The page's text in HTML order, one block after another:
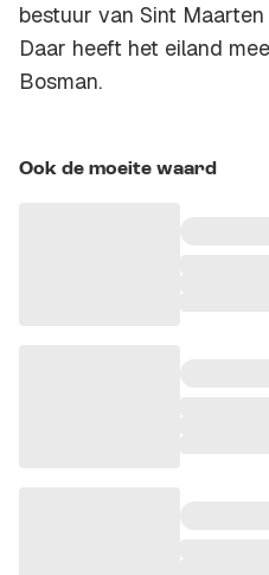
bestuur van Sint
Daar heeft het eiland
Bosman.
Ook de moeite waard